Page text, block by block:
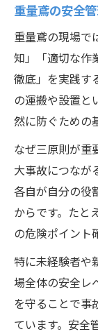
重量
方
重量
重量
仲間
安全第一
重量
重量
充実
重量
事故を防
重量
安全
重量鳶の安全
重量鳶の現場で
知」「適切な作
徹底」を実践す
の運搬や設置と
然に防ぐための
なぜ三原則が重
大事故につなが
各自が自分の役
からです。たと
の危険ポイント
特に未経験者や
場全体の安全レ
を守ることで事
ています。安全